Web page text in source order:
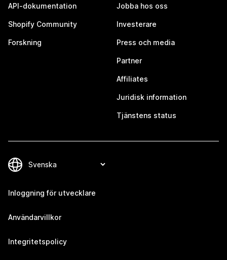
API-dokumentation
Shopify Community
Forskning
Jobba hos oss
Investerare
Press och media
Partner
Affiliates
Juridisk information
Tjänstens status
Inloggning för utvecklare
Användarvillkor
Integritetspolicy